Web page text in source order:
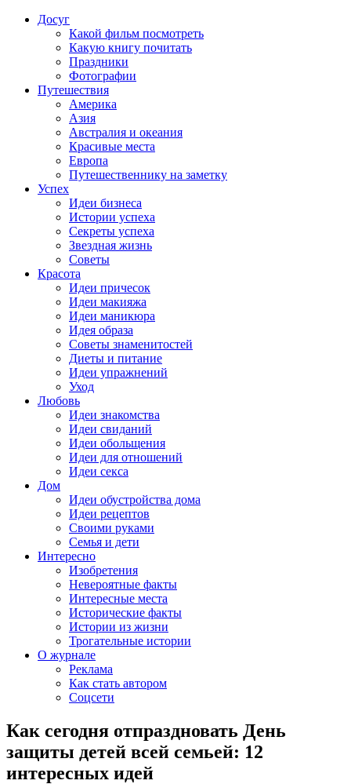
Досуг
Какой фильм посмотреть
Какую книгу почитать
Праздники
Фотографии
Путешествия
Америка
Азия
Австралия и океания
Красивые места
Европа
Путешественнику на заметку
Успех
Идеи бизнеса
Истории успеха
Секреты успеха
Звездная жизнь
Советы
Красота
Идеи причесок
Идеи макияжа
Идеи маникюра
Идея образа
Советы знаменитостей
Диеты и питание
Идеи упражнений
Уход
Любовь
Идеи знакомства
Идеи свиданий
Идеи обольщения
Идеи для отношений
Идеи секса
Дом
Идеи обустройства дома
Идеи рецептов
Своими руками
Семья и дети
Интересно
Изобретения
Невероятные факты
Интересные места
Исторические факты
Истории из жизни
Трогательные истории
О журнале
Реклама
Как стать автором
Соцсети
Как сегодня отпраздновать День
защиты детей всей семьей: 12
интересных идей